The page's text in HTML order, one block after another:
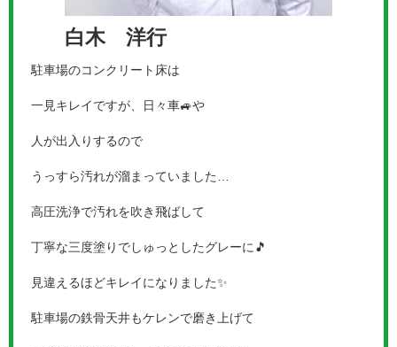
白木 洋行
駐車場のコンクリート床は
一見キレイですが、日々車🚙や
人が出入りするので
うっすら汚れが溜まっていました…
高圧洗浄で汚れを吹き飛ばして
丁寧な三度塗りでしゅっとしたグレーに🎵
見違えるほどキレイになりました✨
駐車場の鉄骨天井もケレンで磨き上げて